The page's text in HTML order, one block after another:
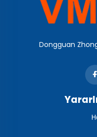
Dongguan